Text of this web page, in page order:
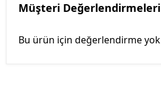
Müşteri Değerlendirmeleri
Bu ürün için değerlendirme yok